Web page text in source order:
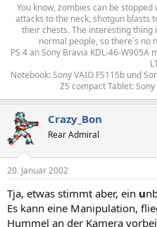
You know, zombies can be
attacks to the neck, shotgun blasts
their chests. The interesting
normal people, so there`s no
PS 4 an Sony Bravia KDL-46-W905A
Notebook: Sony VAIO FS115b und
Z5 compact Tablet:
Crazy_Bon
Rear Admiral
20. Januar 2002
Tja, etwas stimmt aber, ein u
Es kann eine Manipulation,
Hummel an der Kamera